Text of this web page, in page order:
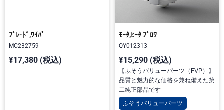
ﾌﾞﾚ-ﾄﾞ,ﾜｲﾊﾟ
MC232759
¥17,380 (税込)
ﾓｰﾀ,ﾋｰﾀ ﾌﾞﾛﾜ
QY012313
¥15,290 (税込)
【ふそうバリューパーツ（FVP）】
品質と魅力的な価格を兼ね備えた第
二純正部品です
ふそうバリューパーツ